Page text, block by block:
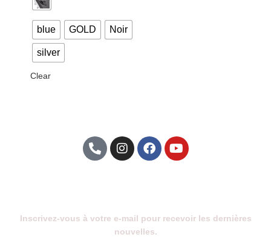
blue GOLD Noir
silver
Clear
Inscrivez-vous à votre e-mail pour recevoir les dernières
nouvelles.